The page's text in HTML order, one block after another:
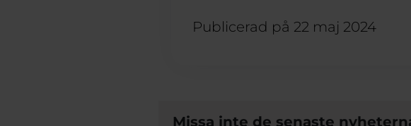
Publicerad på 22 maj 2024
Missa inte de senaste